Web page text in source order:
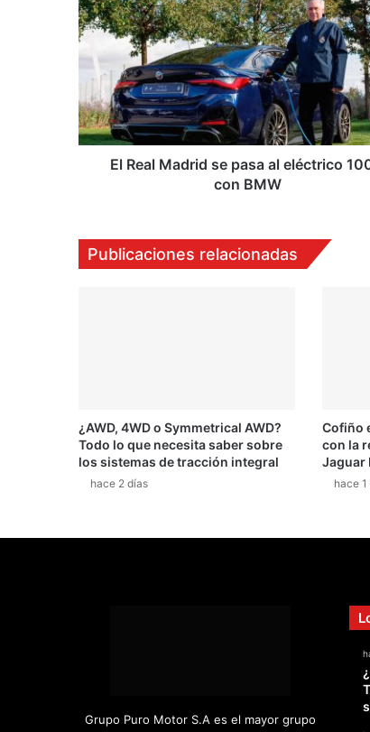
Real
Madrid
pasa
al
eléctrico
100%
con
El Real Madrid se pasa al eléctrico
con BMW
Publicaciones relacionadas
¿AWD, 4WD o Symmetrical AWD?
Todo lo que necesita saber sobre
los sistemas de tracción integral
hace 2 días
Cofiño
con la
Jaguar
hace 1
Grupo Puro Motor S.A es el mayor grupo